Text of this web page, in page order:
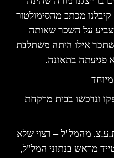
מכתב מהסימולטור
על השכר שאותה
אילו היתה משתלבת
פגיעתה בתאונה.
ונרכשו בבית מרקחת
מהמל"ל – רצוי שלא
מראש בנתוני המל"ל,